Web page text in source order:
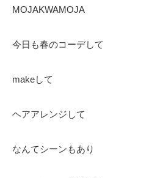
MOJAKWAMOJA
今日も春のコーデして
makeして
ヘアアレンジして
なんてシーンもあり